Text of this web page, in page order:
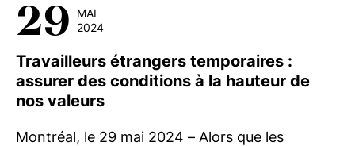
29
MAI
2024
Travailleurs étrangers temporaires :
assurer des conditions à la hauteur de
nos valeurs
Montréal, le 29 mai 2024 – Alors que les